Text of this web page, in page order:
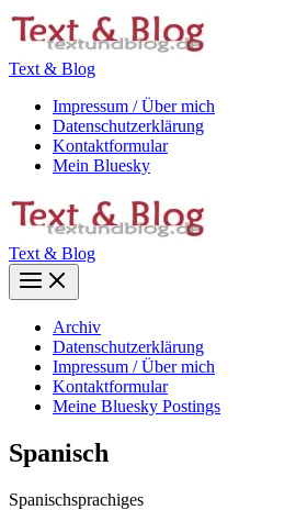
Zum
Inhalt
Text & Blog
Impressum / Über mich
Datenschutzerklärung
Kontaktformular
Mein Bluesky
Text & Blog
Main
Menu
Archiv
Datenschutzerklärung
Impressum / Über mich
Kontaktformular
Meine Bluesky Postings
Spanisch
Spanischsprachiges